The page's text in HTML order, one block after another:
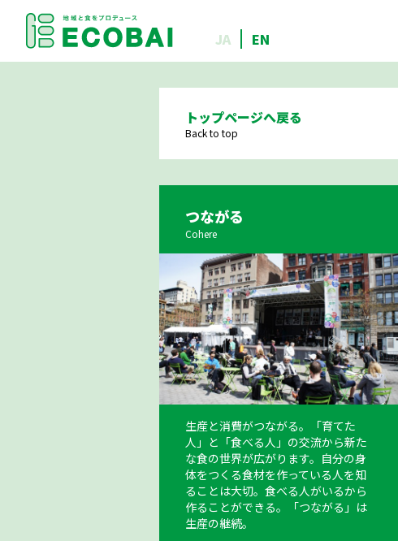
JA EN
トップページへ戻る
Back to top
つながる
Cohere
生産と消費がつながる。「育てた
人」と「食べる人」の交流から新た
な食の世界が広がります。自分の身
体をつくる食材を作っている人を知
ることは大切。食べる人がいるから
作ることができる。「つながる」は
生産の継続。